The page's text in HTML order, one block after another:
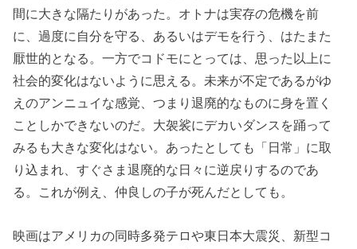
間に大きな隔たりがあった。オトナは実存の危機を前
に、過度に自分を守る、あるいはデモを行う、はたまた
厭世的となる。一方でコドモにとっては、思った以上に
社会的変化はないように思える。未来が不定であるがゆ
えのアンニュイな感覚、つまり退廃的なものに身を置く
ことしかできないのだ。大袈裟にデカいダンスを踊って
みるも大きな変化はない。あったとしても「日常」に取
り込まれ、すぐさま退廃的な日々に逆戻りするのであ
る。これが例え、仲良しの子が死んだとしても。
映画はアメリカの同時多発テロや東日本大震災、新型コ